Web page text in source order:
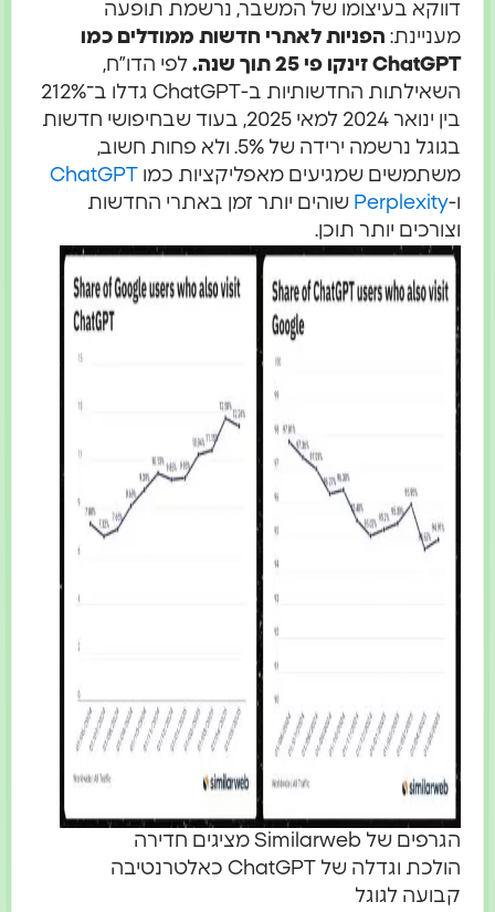
דווקא בעיצומו של המשבר, נרשמת תופעה
מעניינת: הפניות לאתרי חדשות ממודלים כמו
ChatGPT זינקו פי 25 תוך שנה.
לפי הדו”ח,
השאילתות החדשותיות ב-ChatGPT גדלו ב־212%
בין ינואר 2024 למאי 2025, בעוד שבחיפושי חדשות
בגוגל נרשמה ירידה של 5%. ולא פחות חשוב,
משתמשים שמגיעים מאפליקציות כמו ChatGPT
ו-Perplexity שוהים יותר זמן באתרי החדשות
וצורכים יותר תוכן.
הגרפים של Similarweb מציגים חדירה
הולכת וגדלה של ChatGPT כאלטרנטיבה
קבועה לגוגל